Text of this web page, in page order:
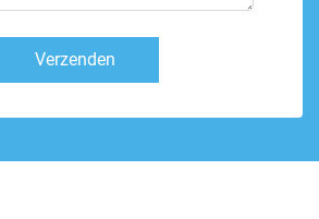
Verzenden